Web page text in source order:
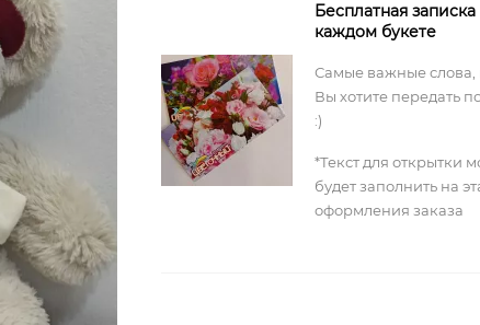
Бесплатная записка
каждом букете
Самые важные слова,
Вы хотите передать
:)
*Текст для открытки
будет заполнить на
оформления заказа